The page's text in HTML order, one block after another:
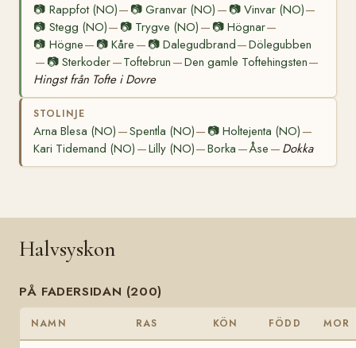
📷 Rappfot (NO)— 📷Granvar (NO) — 📷 Vinvar (NO)—
📷 Stegg (NO)— 📷 Trygve (NO) — 📷 Högnar—
📷 Högne— 📷Kåre — 📷 Dalegudbrand—Dölegubben
— 📷Sterkoder—Toftebrun —Den gamle Toftehingsten—
Hingst från Tofte i Dovre
STOLINJE
Arna Blesa (NO) —Spentla (NO)— 📷Holtejenta (NO) —
Kari Tidemand (NO) —Lilly (NO)—Borka —Åse — Dokka
Halvsyskon
PÅ FADERSIDAN (200)
NAMN RAS KÖN FÖDD MOR